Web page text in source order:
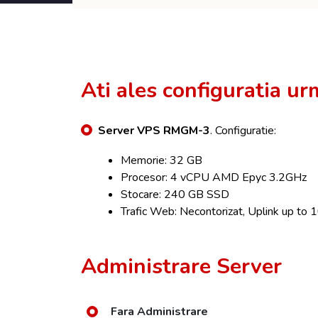
Ati ales configuratia
Server VPS RMGM-3. Configuratie:
Memorie: 32 GB
Procesor: 4 vCPU AMD Epyc 3.2GHz
Stocare: 240 GB SSD
Trafic Web: Necontorizat, Uplink up to
Administrare Server
Fara Administrare